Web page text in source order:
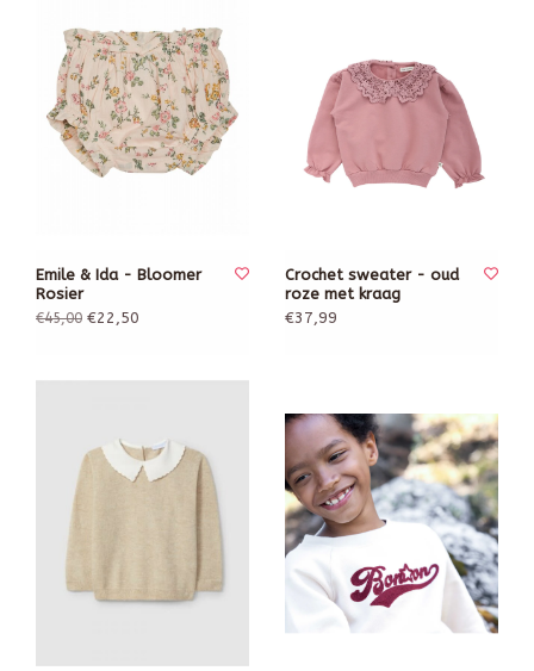
Emile & Ida - Bloomer
Rosier
€45,00 €22,50
Crochet sweater - oud
roze met kraag
€37,99